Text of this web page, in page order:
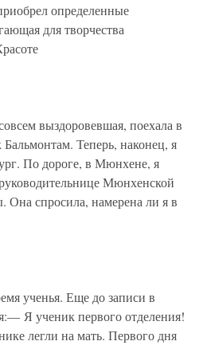
определенные
для творчества
выздоровевшая, поехала в
Теперь, наконец, я
По дороге, в Мюнхене, я
Мюнхенской
Она спросила, намерена ли я в
ученья. Еще до записи в
Я ученик первого отделения!
легли на мать. Первого дня